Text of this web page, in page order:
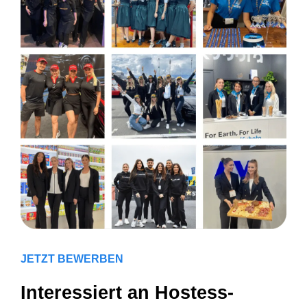
JETZT BEWERBEN
Interessiert an Hostess-